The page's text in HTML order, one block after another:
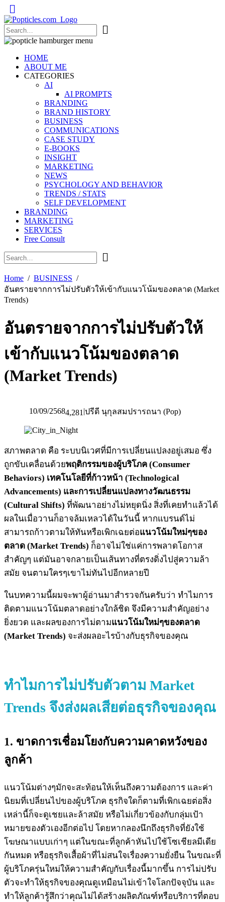
Popticles.com
HOME
ABOUT ME
CATEGORIES
AI
AI PROMPTS
BRANDING
BRAND HISTORY
BUSINESS
COMMUNICATIONS
CASE STUDY
E-BOOKS
INSIGHT
MARKETING
NEWS
PSYCHOLOGY AND BEHAVIOR
TRENDS / STATS
SELF DEVELOPMENT
BRANDING
MARKETING
SERVICES
Free Consult
Home
BUSINESS
อันตรายจากการไม่ปรับตัวให้เข้ากับแนวโน้มของตลาด (Market
Trends)
อันตรายจากการไม่ปรับตัวให้
เข้ากับแนวโน้มของตลาด
(Market Trends)
10/09/25684,281 |ปรีดี นุกุลสมปรารถนา (Pop)
สภาพตลาด คือ ระบบนิเวศที่มีการเปลี่ยนแปลงอยู่เสมอ ซึ่ง
ถูกขับเคลื่อนด้วยพฤติกรรมของผู้บริโภค (Consumer
Behaviors) เทคโนโลยีที่ก้าวหน้า (Technological
Advancements) และการเปลี่ยนแปลงทางวัฒนธรรม
(Cultural Shifts) ที่พัฒนาอย่างไม่หยุดนิ่ง สิ่งที่เคยทำแล้วได้
ผลในเมื่อวานก็อาจล้มเหลวได้ในวันนี้ หากแบรนด์ไม่
สามารถก้าวตามให้ทันหรือเพิกเฉยต่อแนวโน้มใหม่ๆของ
ตลาด (Market Trends) ก็อาจไม่ใช่แค่การพลาดโอกาส
สำคัญๆ แต่มันอาจกลายเป็นเส้นทางที่ตรงดิ่งไปสู่ความล้า
สมัย จนตามใครๆเขาไม่ทันไปอีกหลายปี
ในบทความนี้ผมจะพาผู้อ่านมาสำรวจกันครับว่า ทำไมการ
ติดตามแนวโน้มตลาดอย่างใกล้ชิด จึงมีความสำคัญอย่าง
ยิ่งยวด และผลของการไม่ตามแนวโน้มใหม่ๆของตลาด
(Market Trends) จะส่งผลอะไรบ้างกับธุรกิจของคุณ
ทำไมการไม่ปรับตัวตาม Market
Trends จึงส่งผลเสียต่อธุรกิจของคุณ
1. ขาดการเชื่อมโยงกับความคาดหวังของ
ลูกค้า
แนวโน้มต่างๆมักจะสะท้อนให้เห็นถึงความต้องการ และค่า
นิยมที่เปลี่ยนไปของผู้บริโภค ธุรกิจใดก็ตามที่เพิกเฉยต่อสิ่ง
เหล่านี้ก็จะดูเชยและล้าสมัย หรือไม่เกี่ยวข้องกับกลุ่มเป้า
หมายของตัวเองอีกต่อไป โดยหากลองนึกถึงธุรกิจที่ยังใช้
โฆษณาแบบเก่าๆ แต่ในขณะที่ลูกค้าหันไปใช้โซเชียลมีเดีย
กันหมด หรือธุรกิจเสื้อผ้าที่ไม่สนใจเรื่องความยั่งยืน ในขณะที่
ผู้บริโภครุ่นใหม่ให้ความสำคัญกับเรื่องนี้มากขึ้น การไม่ปรับ
ตัวจะทำให้ธุรกิจของคุณดูเหมือนไม่เข้าใจโลกปัจจุบัน และ
ทำให้ลูกค้ารู้สึกว่าคุณไม่ได้สร้างผลิตภัณฑ์หรือบริการที่ตอบ